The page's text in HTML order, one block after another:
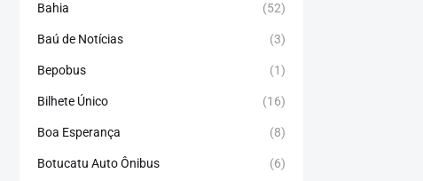
Bahia (52)
Baú de Notícias (3)
Bepobus (1)
Bilhete Único (16)
Boa Esperança (8)
Botucatu Auto Ônibus (6)